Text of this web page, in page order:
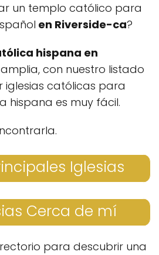
un templo católico para
en Riverside-ca?
hispana en
con nuestro listado
iglesias católicas para
hispana es muy fácil.
Iglesias
Cerca de mí
para descubrir una